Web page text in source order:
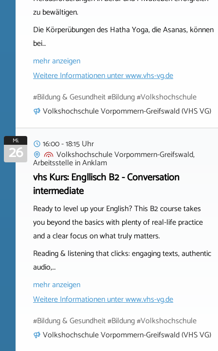
zu bewältigen.
Die Körperübungen des Hatha Yoga, die Asanas, können
bei…
mehr anzeigen
Weitere Informationen unterwww.vhs-vg.de
#Bildung & Gesundheit #Bildung #Volkshochschule
Volkshochschule Vorpommern-Greifswald (VHS VG)
Mi.
26
16:00 - 18:15 Uhr
Volkshochschule Vorpommern-Greifswald,
ArbeitsstelleinAnklam
vhs Kurs: Engllisch B2 - Conversation
intermediate
Ready to level up your English? This B2 course takes
you beyond the basics with plenty of real-life practice
and a clear focus on what truly matters.
Reading & listening that clicks: engaging texts, authentic
audio,…
mehr anzeigen
Weitere Informationen unterwww.vhs-vg.de
#Bildung & Gesundheit #Bildung #Volkshochschule
Volkshochschule Vorpommern-Greifswald (VHS VG)